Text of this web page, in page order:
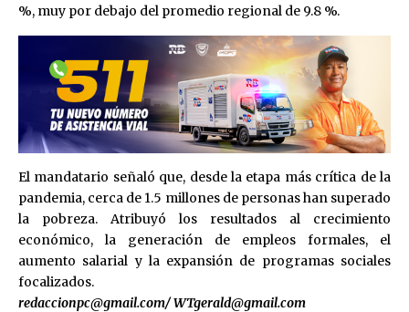
%, muy por debajo del promedio regional de 9.8 %.
El mandatario señaló que, desde la etapa más crítica de la
pandemia, cerca de 1.5 millones de personas han superado
la pobreza. Atribuyó los resultados al crecimiento
económico, la generación de empleos formales, el
aumento salarial y la expansión de programas sociales
focalizados.
redaccionpc@gmail.com/WTgerald@gmail.com